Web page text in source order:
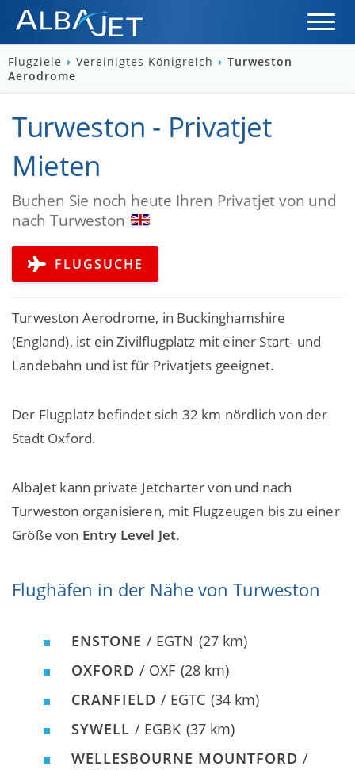
Flugziele › Vereinigtes Königreich › Turweston
Aerodrome
Turweston - Privatjet
Mieten
Buchen Sie noch heute Ihren Privatjet von und
nach Turweston
FLUGSUCHE
Turweston Aerodrome, in Buckinghamshire
(England), ist ein Zivilflugplatz mit einer Start- und
Landebahn und ist für Privatjets geeignet.
Der Flugplatz befindet sich 32 km nördlich von der
Stadt Oxford.
AlbaJet kann private Jetcharter von und nach
Turweston organisieren, mit Flugzeugen bis zu einer
Größe von Entry Level Jet.
Flughäfen in der Nähe von Turweston
ENSTONE / EGTN (27 km)
OXFORD / OXF (28 km)
CRANFIELD / EGTC (34 km)
SYWELL / EGBK (37 km)
WELLESBOURNE MOUNTFORD /